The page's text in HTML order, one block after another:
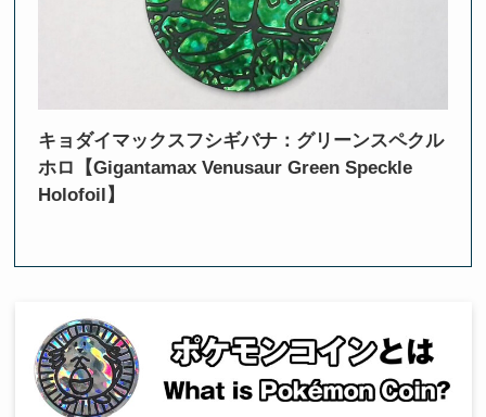
キョダイマックスフシギバナ：グリーンスペクル
ホロ【Gigantamax Venusaur Green Speckle
Holofoil】